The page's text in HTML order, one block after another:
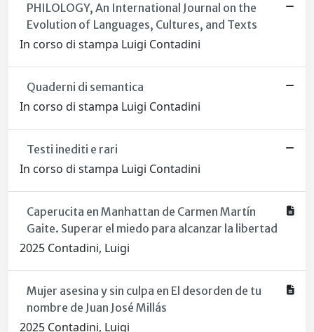
PHILOLOGY, An International Journal on the
Evolution of Languages, Cultures, and Texts
In corso di stampa Luigi Contadini
Quaderni di semantica
In corso di stampa Luigi Contadini
Testi inediti e rari
In corso di stampa Luigi Contadini
Caperucita en Manhattan de Carmen Martín
Gaite. Superar el miedo para alcanzar la libertad
2025 Contadini, Luigi
Mujer asesina y sin culpa en El desorden de tu
nombre de Juan José Millás
2025 Contadini, Luigi